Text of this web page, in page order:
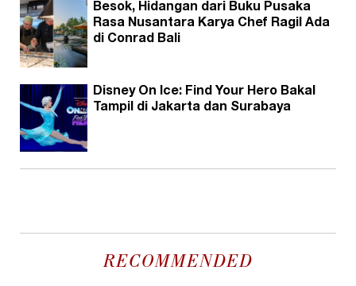
Besok, Hidangan dari Buku Pusaka
Rasa Nusantara Karya Chef Ragil Ada
di Conrad Bali
Disney On Ice: Find Your Hero Bakal
Tampil di Jakarta dan Surabaya
RECOMMENDED